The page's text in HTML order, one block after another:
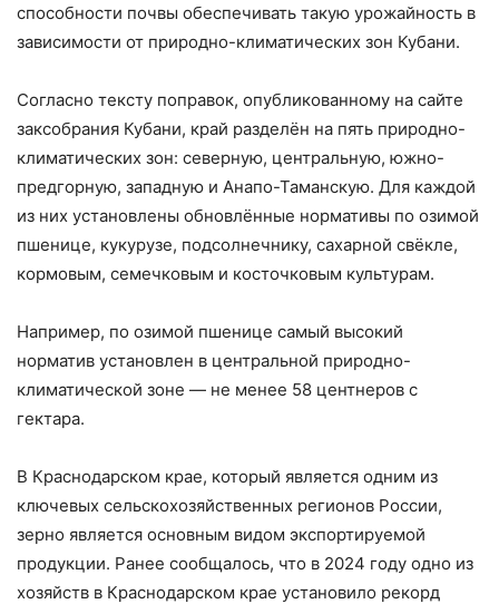
способности почвы обеспечивать такую урожайность в
зависимости от природно-климатических зон Кубани.
Согласно тексту поправок, опубликованному на сайте
заксобрания Кубани, край разделён на пять природно-
климатических зон: северную, центральную, южно-
предгорную, западную и Анапо-Таманскую. Для каждой
из них установлены обновлённые нормативы по озимой
пшенице, кукурузе, подсолнечнику, сахарной свёкле,
кормовым, семечковым и косточковым культурам.
Например, по озимой пшенице самый высокий
норматив установлен в центральной природно-
климатической зоне — не менее 58 центнеров с
гектара.
В Краснодарском крае, который является одним из
ключевых сельскохозяйственных регионов России,
зерно является основным видом экспортируемой
продукции. Ранее сообщалось, что в 2024 году одно из
хозяйств в Краснодарском крае установило рекорд